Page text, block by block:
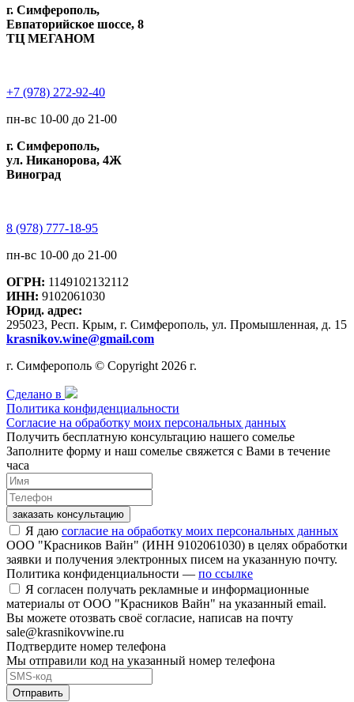
г. Симферополь,
Евпаторийское шоссе, 8
ТЦ МЕГАНОМ
+7 (978) 272-92-40
пн-вс 10-00 до 21-00
г. Симферополь,
ул. Никанорова, 4Ж
Виноград
8 (978) 777-18-95
пн-вс 10-00 до 21-00
ОГРН: 1149102132112
ИНН: 9102061030
Юрид. адрес:
295023, Респ. Крым, г. Симферополь, ул. Промышленная, д. 15
krasnikov.wine@gmail.com
г. Симферополь © Copyright 2026 г.
Сделано в
Политика конфиденциальности
Согласие на обработку моих персональных данных
Получить бесплатную консультацию нашего сомелье
Заполните форму и наш сомелье свяжется с Вами в течение
часа
заказать консультацию
Я даю согласие на обработку моих персональных данных
ООО "Красников Вайн" (ИНН 9102061030) в целях обработки
заявки и получения электронных писем на указанную почту.
Политика конфиденциальности — по ссылке
Я согласен получать рекламные и информационные
материалы от ООО "Красников Вайн" на указанный email.
Вы можете отозвать своё согласие, написав на почту
sale@krasnikovwine.ru
Подтвердите номер телефона
Мы отправили код на указанный номер телефона
Отправить